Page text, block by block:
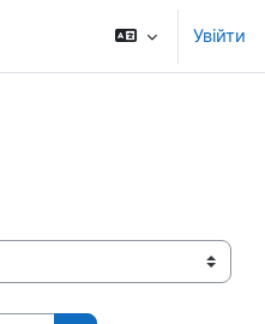
Увійти